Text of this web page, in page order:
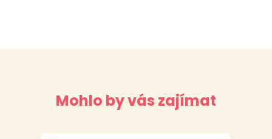
Mohlo by vás zajímat